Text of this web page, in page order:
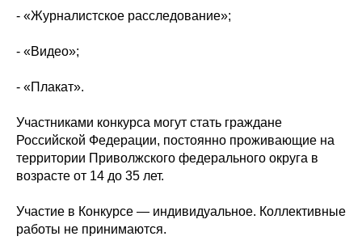
- «Журналистское расследование»;
- «Видео»;
- «Плакат».
Участниками конкурса могут стать граждане
Российской Федерации, постоянно проживающие на
территории Приволжского федерального округа в
возрасте от 14 до 35 лет.
Участие в Конкурсе — индивидуальное. Коллективные
работы не принимаются.